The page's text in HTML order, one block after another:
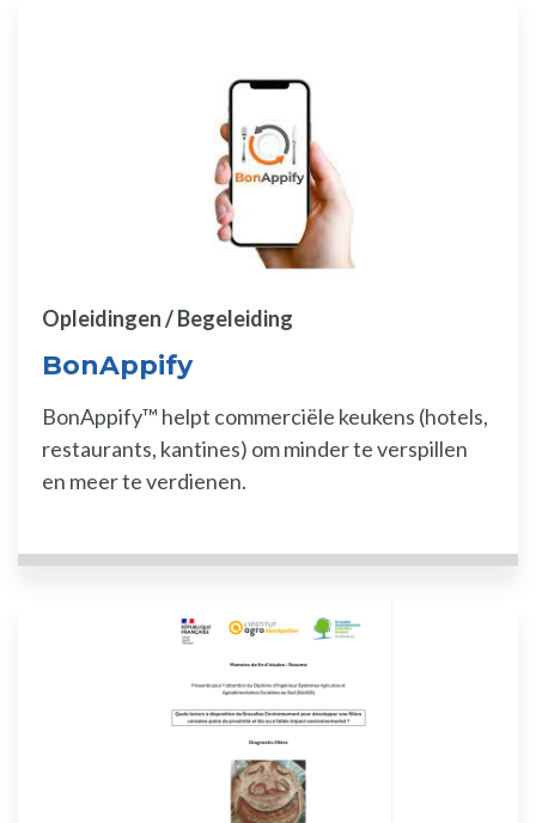
BonAppify
Opleidingen / Begeleiding
BonAppify™ helpt commerciële keukens (hotels,
restaurants, kantines) om minder te verspillen
en meer te verdienen.